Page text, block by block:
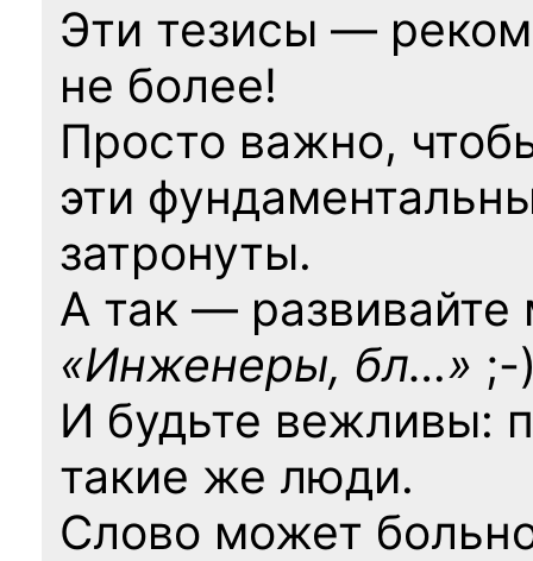
Эти тезисы —
не более!
Просто важно,
эти
затронуты.
А так — развивайте
«Инженеры, бл…» ;-
И будьте вежливы:
такие же люди.
Слово может